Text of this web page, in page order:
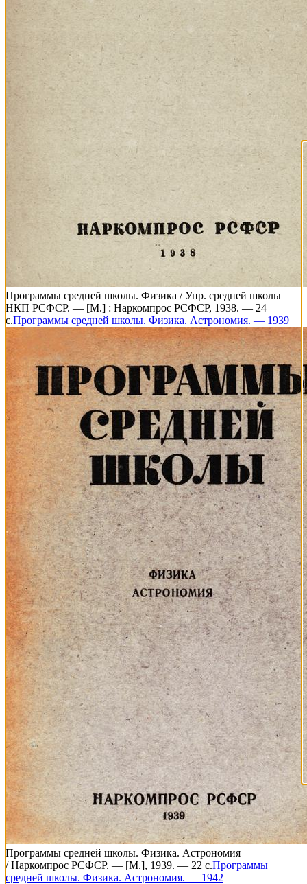
Программы средней школы. Физика / Упр. средней школы
НКП РСФСР. — [М.] : Наркомпрос РСФСР, 1938. — 24
с.Программы средней школы. Физика. Астрономия. — 1939
Программы средней школы. Физика. Астрономия
/ Наркомпрос РСФСР. — [М.], 1939. — 22 с.Программы
средней школы. Физика. Астрономия. — 1942